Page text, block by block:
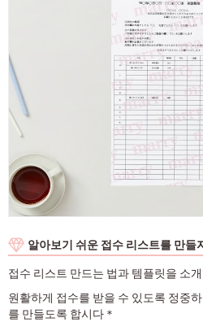
알아보기 쉬운 접수 리스트를 만들
접수 리스트 만드는 법과 템플릿을 소
원활하게 접수를 받을 수 있도록 정중
를 만들도록 합시다＊